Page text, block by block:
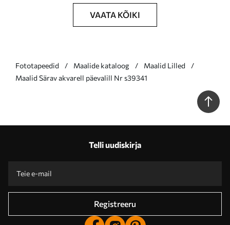
VAATA KÕIKI
Fototapeedid Maalide kataloog
Maalid Lilled
Maalid Särav akvarell päevalill Nr s39341
Telli uudiskirja
Registreeru